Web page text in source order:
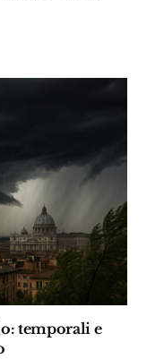
temporali e